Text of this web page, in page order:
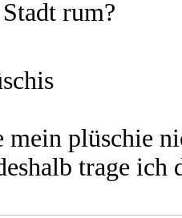
rum?
mein plüschie
trage